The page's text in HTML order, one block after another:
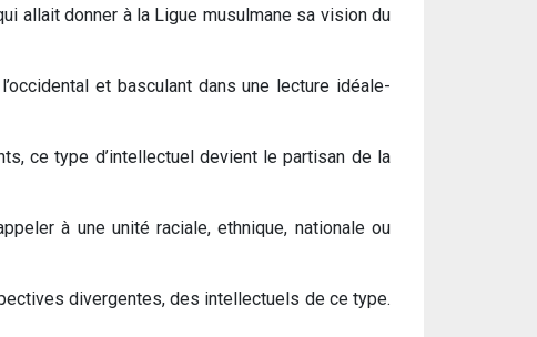
allait donner à la Ligue musulmane sa vision du
et basculant dans une lecture idéale-
ce type d’intellectuel devient le partisan de la
à une unité raciale, ethnique, nationale ou
divergentes, des intellectuels de ce type.